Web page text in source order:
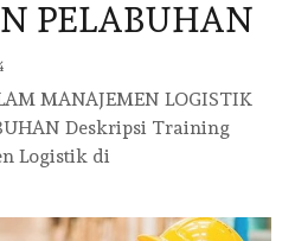
PELABUHAN
MANAJEMEN LOGISTIK
Deskripsi Training
Logistik di